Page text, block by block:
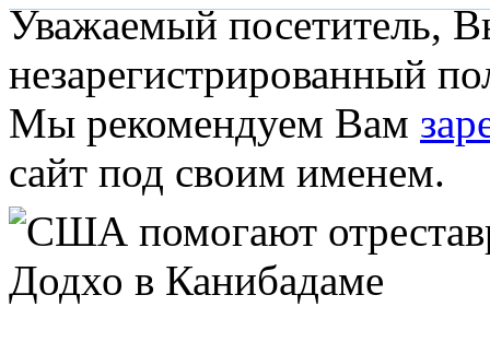
Уважаемый посетитель,
незарегистрированный
Мы рекомендуем Вам
сайт под своим именем.